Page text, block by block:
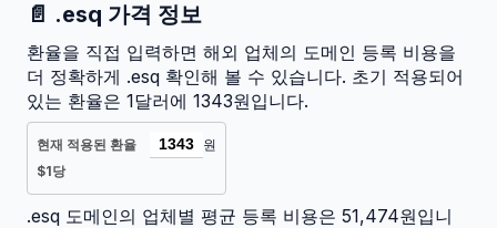
📄 .esq 가격 정보
환율을 직접 입력하면 해외 업체의 도메인 등록 비용을
더 정확하게 .esq 확인해 볼 수 있습니다. 초기 적용되어
있는 환율은 1달러에 1343원입니다.
현재 적용된 환율
$1당
원
.esq 도메인의 업체별 평균 등록 비용은 51,474원입니